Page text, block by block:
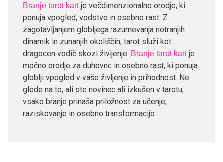
Branje tarot kartje večdimenzionalno orodje, ki
ponuja vpogled, vodstvo in osebno rast. Z
zagotavljanjem globljega razumevanja notranjih
dinamik in zunanjih okoliščin, tarot služi kot
dragocen vodič skozi življenje. Branje tarot kartje
močno orodje za duhovno in osebno rast, ki ponuja
globlji vpogled v vaše življenje in prihodnost. Ne
glede na to, ali ste novinec ali izkušen v tarotu,
vsako branje prinaša priložnost za učenje,
raziskovanje in osebno transformacijo.